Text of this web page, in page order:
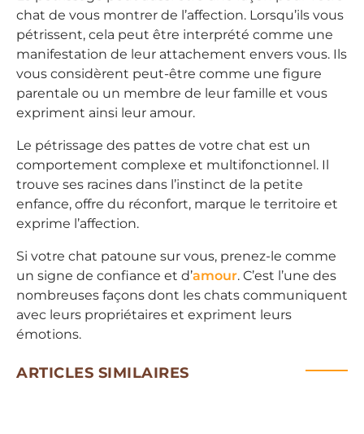
chat de vous montrer de l’affection. Lorsqu’ils vous
pétrissent, cela peut être interprété comme une
manifestation de leur attachement envers vous. Ils
vous considèrent peut-être comme une figure
parentale ou un membre de leur famille et vous
expriment ainsi leur amour.
Le pétrissage des pattes de votre chat est un
comportement complexe et multifonctionnel. Il
trouve ses racines dans l’instinct de la petite
enfance, offre du réconfort, marque le territoire et
exprime l’affection.
Si votre chat patoune sur vous, prenez-le comme
un signe de confiance et d’amour. C’est l’une des
nombreuses façons dont les chats communiquent
avec leurs propriétaires et expriment leurs
émotions.
ARTICLES SIMILAIRES